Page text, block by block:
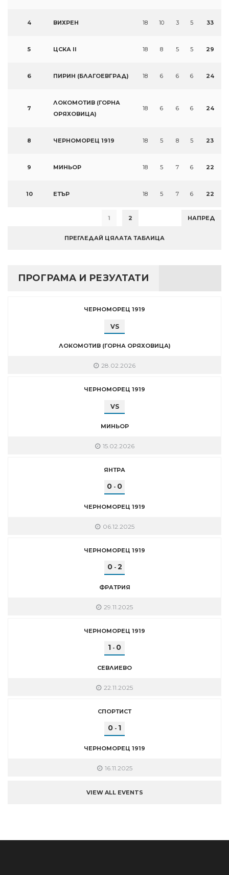
4 ВИХРЕН 18 10 3 5 33
5 ЦСКА II 18 8 5 5 29
6 ПИРИН (БЛАГОЕВГРАД) 18 6 6 6 24
7
ЛОКОМОТИВ (ГОРНА
ОРЯХОВИЦА)
18 6 6 6 24
8 ЧЕРНОМОРЕЦ 1919 18 5 8 5 23
9 МИНЬОР 18 5 7 6 22
10 ЕТЪР 18 5 7 6 22
1 2 НАПРЕД
ПРЕГЛЕДАЙ ЦЯЛАТА ТАБЛИЦА
ПРОГРАМА И РЕЗУЛТАТИ
ЧЕРНОМОРЕЦ 1919
VS
ЛОКОМОТИВ (ГОРНА ОРЯХОВИЦА)
28.02.2026
ЧЕРНОМОРЕЦ 1919
VS
МИНЬОР
15.02.2026
ЯНТРА
0 - 0
ЧЕРНОМОРЕЦ 1919
06.12.2025
ЧЕРНОМОРЕЦ 1919
0- 2
ФРАТРИЯ
29.11.2025
ЧЕРНОМОРЕЦ 1919
1 - 0
СЕВЛИЕВО
22.11.2025
СПОРТИСТ
0 - 1
ЧЕРНОМОРЕЦ 1919
16.11.2025
VIEW ALL EVENTS